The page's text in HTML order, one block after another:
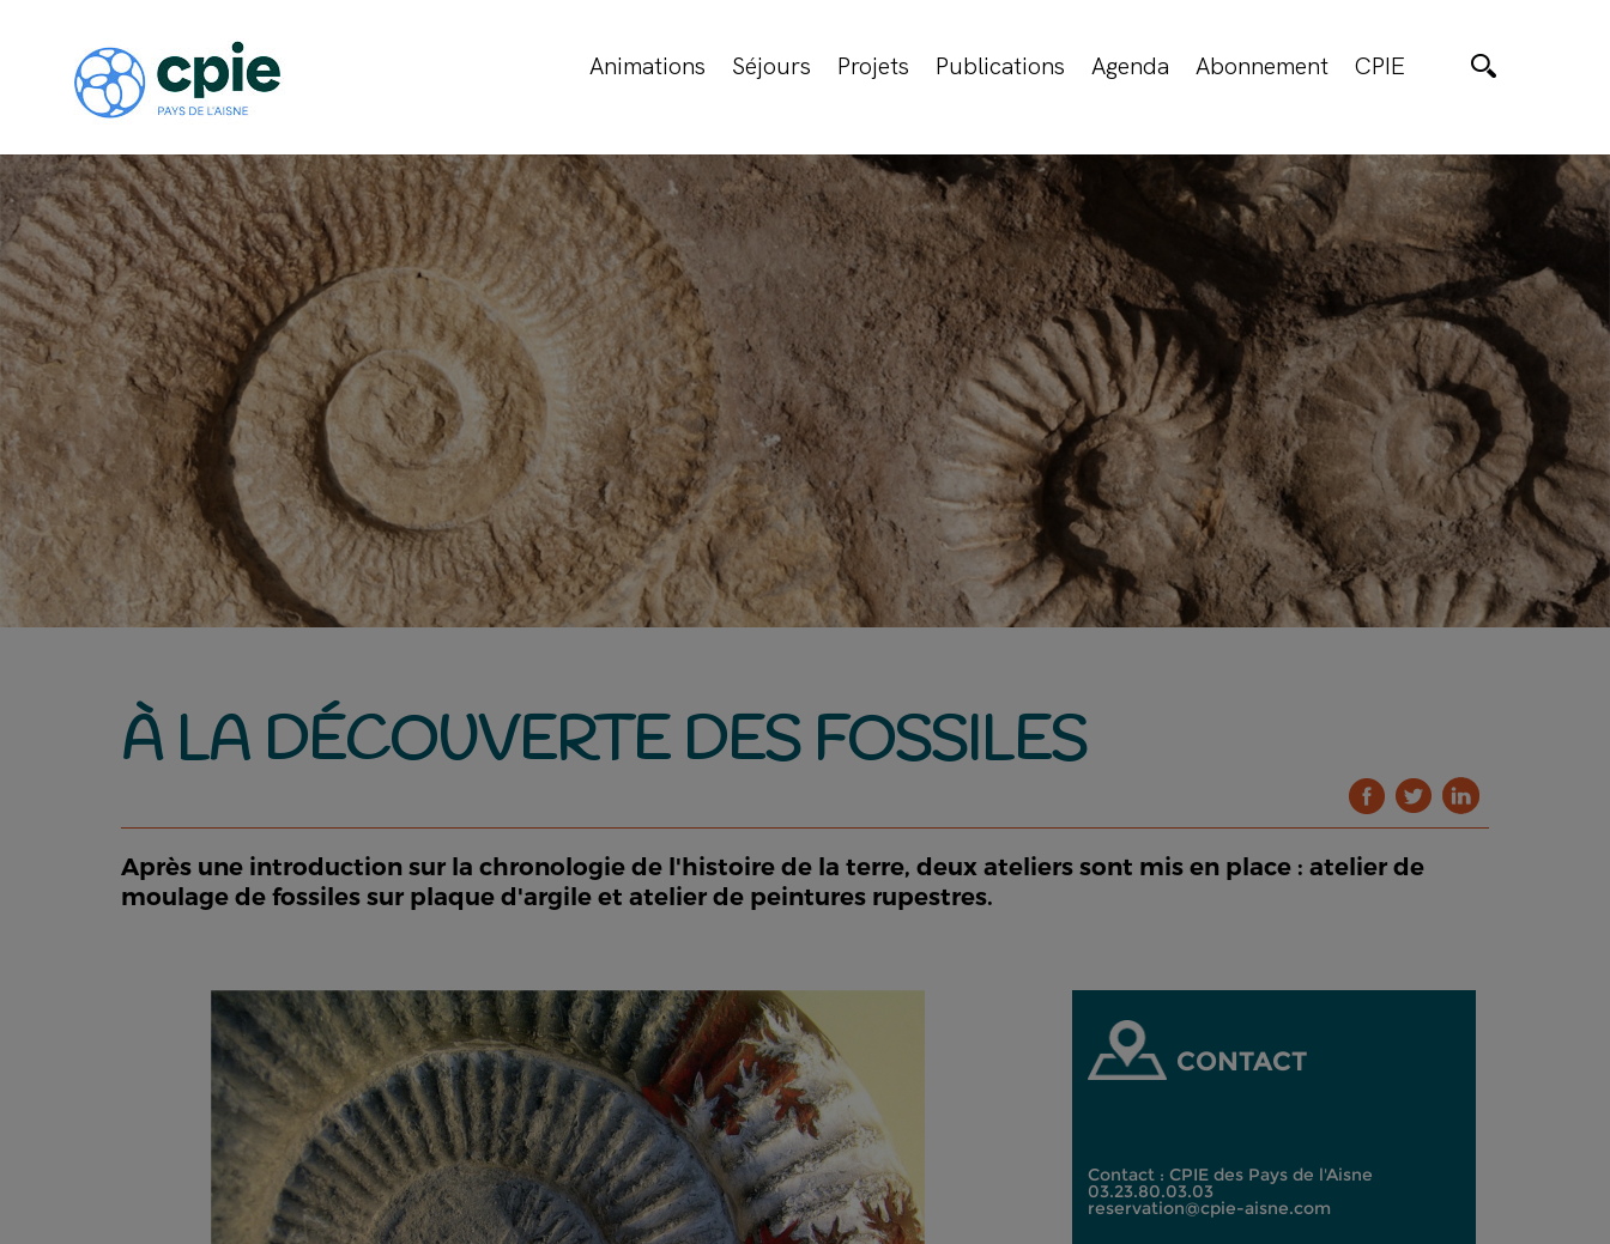
Animations Séjours Projets Publications Agenda Abonnement CPIE
À LA DÉCOUVERTE DES FOSSILES
Après une introduction sur la chronologie de l'histoire de la terre, deux ateliers sont mis en place : atelier de
moulage de fossiles sur plaque d'argile et atelier de peintures rupestres.
CONTACT
Contact : CPIE des Pays de l'Aisne
03.23.80.03.03
reservation@cpie-aisne.com